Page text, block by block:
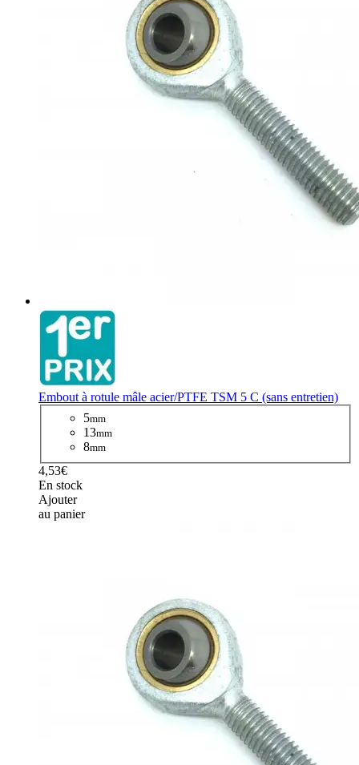
Embout à rotule mâle acier/PTFE TSM 5 C (sans entretien)
5mm
13mm
8mm
4,53€
En stock
Ajouter
au panier